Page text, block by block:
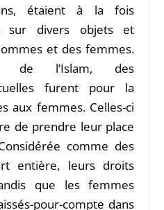
étaient à la fois
sur divers objets et
et des femmes.
de l’Islam, des
furent pour la
aux femmes. Celles-ci
de prendre leur place
comme des
entière, leurs droits
que les femmes
pour-compte dans